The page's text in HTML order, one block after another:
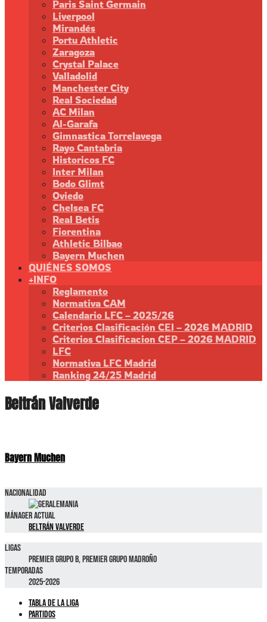
Paris Saint Germain
Liverpool
Mirandés
Portu Athletic
Zaragoza
Crystal Palace
Valladolid
Manchester City
Real Sociedad
AC Milan
Al-Garafa
Gimnastica Torrelavega
Rayo Cantabria
Historicos FC
Inter Milan
Bodo Glimt
Oviedo
Chelsea FC
Real Betis
Fiorentina
Athletic Bilbao
Bayern Muchen
QUIÉNES SOMOS
+INFO
Reglamento
Normativa CAM
Calendario LFC – 2025/26
Criterios Clasificación CEI – 2026 MADRID
Criterios Clasificacion CEP – 2026 MADRID
LFC
Normativa LFC Madrid
Ranking 24/25 Madrid
Beltrán Valverde
Bayern Muchen
Nacionalidad
Alemania
Mánager Actual
Beltrán Valverde
Ligas
Premier GRUPO B, Premier GRUPO MADROÑO
Temporadas
2025-2026
Tabla de la liga
Partidos